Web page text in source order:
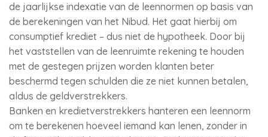
de jaarlijkse indexatie van de leennormen op basis van
de berekeningen van het Nibud. Het gaat hierbij om
consumptief krediet – dus niet de hypotheek. Door bij
het vaststellen van de leenruimte rekening te houden
met de gestegen prijzen worden klanten beter
beschermd tegen schulden die ze niet kunnen betalen,
aldus de geldverstrekkers.
Banken en kredietverstrekkers hanteren een leennorm
om te berekenen hoeveel iemand kan lenen, zonder in